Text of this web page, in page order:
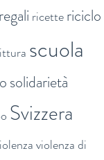
regali ricettericiclo
scuola
solidarietà
Svizzera
violenza di